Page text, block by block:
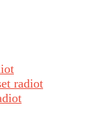
radiot